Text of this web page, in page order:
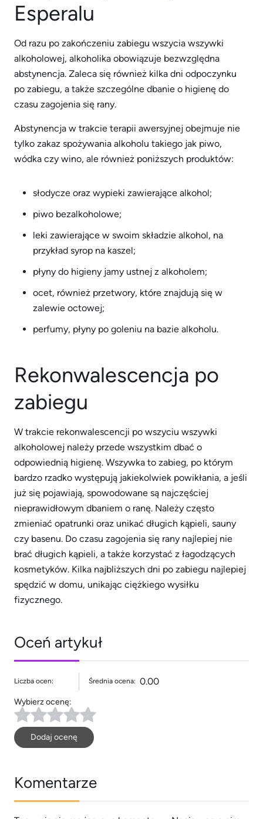
Esperalu
Od razu po zakończeniu zabiegu wszycia wszywki
alkoholowej, alkoholika obowiązuje bezwzględna
abstynencja. Zaleca się również kilka dni odpoczynku
po zabiegu, a także szczególne dbanie o higienę do
czasu zagojenia się rany.
Abstynencja w trakcie terapii awersyjnej obejmuje nie
tylko zakaz spożywania alkoholu takiego jak piwo,
wódka czy wino, ale również poniższych produktów:
słodycze oraz wypieki zawierające alkohol;
piwo bezalkoholowe;
leki zawierające w swoim składzie alkohol, na
przykład syrop na kaszel;
płyny do higieny jamy ustnej z alkoholem;
ocet, również przetwory, które znajdują się w
zalewie octowej;
perfumy, płyny po goleniu na bazie alkoholu.
Rekonwalescencja po
zabiegu
W trakcie rekonwalescencji po wszyciu wszywki
alkoholowej należy przede wszystkim dbać o
odpowiednią higienę. Wszywka to zabieg, po którym
bardzo rzadko występują jakiekolwiek powikłania, a jeśli
już się pojawiają, spowodowane są najczęściej
nieprawidłowym dbaniem o ranę. Należy często
zmieniać opatrunki oraz unikać długich kąpieli, sauny
czy basenu. Do czasu zagojenia się rany najlepiej nie
brać długich kąpieli, a także korzystać z łagodzących
kosmetyków. Kilka najbliższych dni po zabiegu najlepiej
spędzić w domu, unikając ciężkiego wysiłku
fizycznego.
Oceń artykuł
Liczba ocen: Średnia ocena: 0.00
Wybierz ocenę:
Dodaj ocenę
Komentarze